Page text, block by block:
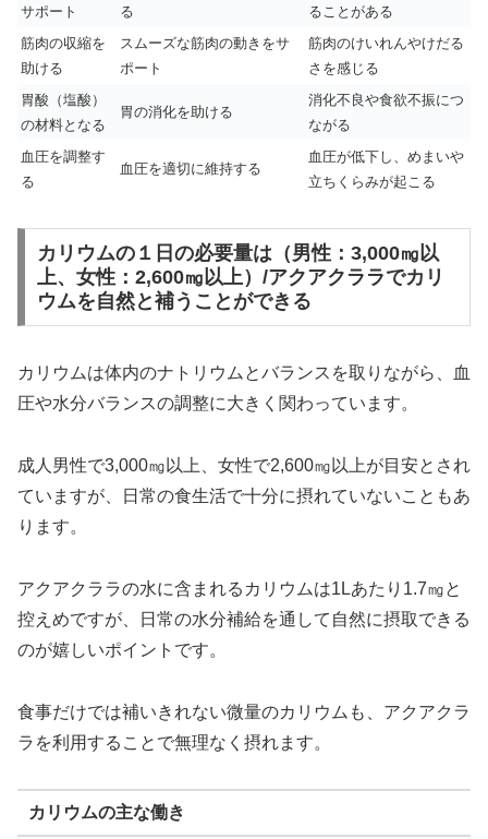
サポート る
ることがある
筋肉の収縮を
助ける
スムーズな筋肉の動きをサ
ポート
筋肉のけいれんやけだる
さを感じる
胃酸（塩酸）
の材料となる
胃の消化を助ける
消化不良や食欲不振につ
ながる
血圧を調整す
る
血圧を適切に維持する
血圧が低下し、めまいや
立ちくらみが起こる
カリウムの１日の必要量は（男性：3,000㎎以
上、女性：2,600㎎以上）/アクアクララでカリ
ウムを自然と補うことができる
カリウムは体内のナトリウムとバランスを取りながら、血
圧や水分バランスの調整に大きく関わっています。
成人男性で3,000㎎以上、女性で2,600㎎以上が目安とされ
ていますが、日常の食生活で十分に摂れていないこともあ
ります。
アクアクララの水に含まれるカリウムは1Lあたり1.7㎎と
控えめですが、日常の水分補給を通して自然に摂取できる
のが嬉しいポイントです。
食事だけでは補いきれない微量のカリウムも、アクアクラ
ラを利用することで無理なく摂れます。
カリウムの主な働き